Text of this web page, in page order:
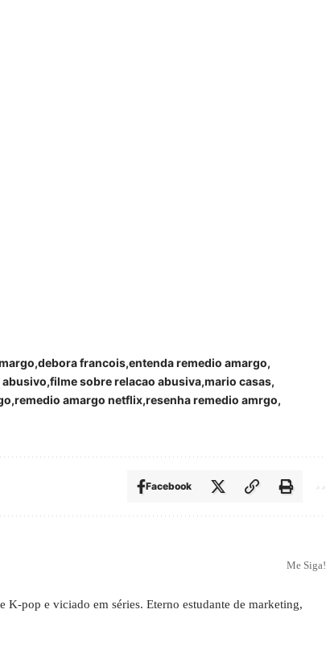
debora francois entenda remedio amargo
filme sobre relacao abusiva mario casas
remedio amargo netflix resenha remedio amrgo
Facebook
Me Siga!
pop e viciado em séries. Eterno estudante de marketing,